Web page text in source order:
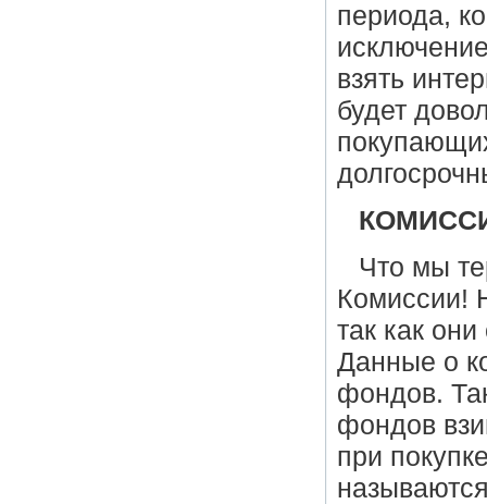
периода,
взять
будет
Что мы
Комиссии!
так как
Данные о
фондов.
фондов
при